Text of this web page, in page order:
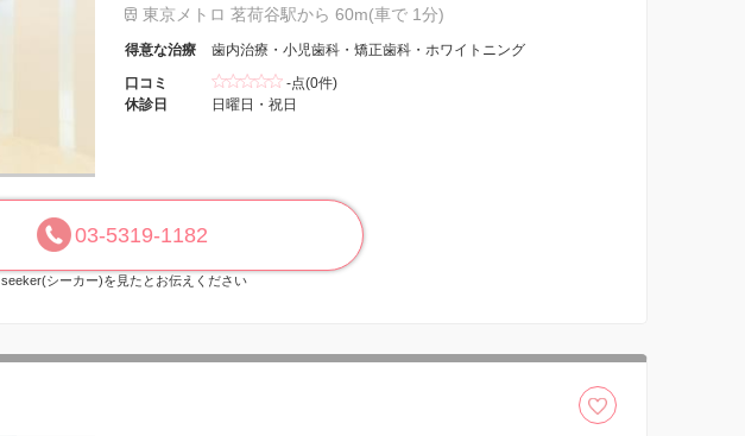
東京メトロ 茗荷谷駅から 60m(車で 1分)
得意な治療
歯内治療・小児歯科・矯正歯科・ホワイトニング
口コミ
-点(0件)
休診日
日曜日・祝日
03-5319-1182
seeker(シーカー)を見たとお伝えください